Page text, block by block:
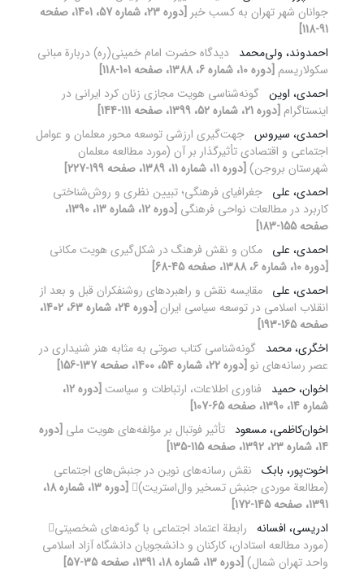
جوانان شهر تهران به کسب خبر
[دوره 23، شماره 57، 1401، صفحه
91-118]
احمدوند، ولی‌محمد
دیدگاه حضرت امام خمینی(ره) دربارة مبانی
سکولاریسم [دوره 10، شماره 6، 1388، صفحه 101-118]
احمدی، اوین گونه‌شناسی هویت مجازی زنان کرد ایرانی در
اینستاگرام [دوره 21، شماره 52، 1399، صفحه 111-144]
احمدی، سیروس جهت‌گیری ارزشی توسعه محور معلمان و عوامل
اجتماعی و اقتصادی تأثیرگذار بر آن (مورد مطالعه معلمان
شهرستان بروجن) [دوره 11، شماره 11، 1389، صفحه 199-227]
احمدی، علی جغرافیای فرهنگی؛ تبیین نظری و روش‌شناختی
کاربرد در مطالعات نواحی فرهنگی
[دوره 12، شماره 13، 1390،
صفحه 155-183]
احمدی، علی مکان و نقش فرهنگ در شکل‌گیری هویت مکانی
[دوره 10، شماره 6، 1388، صفحه 45-68]
احمدی، علی مقایسه نقش و راهبردهای روشنفکران قبل و بعد از
انقلاب اسلامی در توسعه سیاسی ایران
[دوره 24، شماره 63، 1402،
صفحه 165-193]
اخگری، محمد گونه‌شناسی‌ کتاب صوتی به مثابه هنر شنیداری در
عصر رسانه‌های نو [دوره 22، شماره 54، 1400، صفحه 137-156]
اخوان، حمید
فناوری اطلاعات، ارتباطات و سیاست
[دوره 12،
شماره 14، 1390، صفحه 65-107]
اخوان‌کاظمی، مسعود تأثیر فوتبال بر مؤلفه‌های هویت ملی [دوره
14، شماره 23، 1392، صفحه 115-135]
اخوت‌پور، بابک نقش رسانه‌های نوین در جنبش‌های اجتماعی
(مطالعة موردی جنبش تسخیر وال‌استریت)
[دوره 13، شماره 18،
1391، صفحه 145-172]
ادریسی، افسانه
رابطة اعتماد اجتماعی با گونه‌های شخصیتی
(مورد مطالعه استادان، کارکنان و دانشجویان دانشگاه آزاد اسلامی
واحد تهران شمال) [دوره 13، شماره 18، 1391، صفحه 35-57]